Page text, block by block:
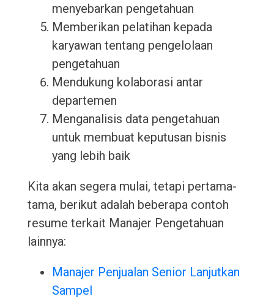
menyebarkan pengetahuan
Memberikan pelatihan kepada
karyawan tentang pengelolaan
pengetahuan
Mendukung kolaborasi antar
departemen
Menganalisis data pengetahuan
untuk membuat keputusan bisnis
yang lebih baik
Kita akan segera mulai, tetapi pertama-
tama, berikut adalah beberapa contoh
resume terkait Manajer Pengetahuan
lainnya:
Manajer Penjualan Senior Lanjutkan
Sampel